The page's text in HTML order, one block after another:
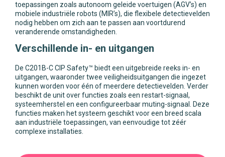
toepassingen zoals autonoom geleide voertuigen (AGV’s) en
mobiele industriële robots (MIR’s), die flexibele detectievelden
nodig hebben om zich aan te passen aan voortdurend
veranderende omstandigheden.
Verschillende in- en uitgangen
De C201B-C CIP Safety™ biedt een uitgebreide reeks in- en
uitgangen, waaronder twee veiligheidsuitgangen die ingezet
kunnen worden voor één of meerdere detectievelden. Verder
beschikt de unit over functies zoals een restart-signaal,
systeemherstel en een configureerbaar muting-signaal. Deze
functies maken het systeem geschikt voor een breed scala
aan industriële toepassingen, van eenvoudige tot zéér
complexe installaties.